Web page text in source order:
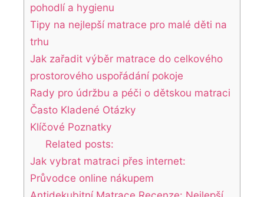
pohodlí a hygienu
Tipy na nejlepší matrace pro malé děti na ​
trhu
Jak zařadit výběr matrace do celkového
prostorového uspořádání pokoje
Rady pro údržbu a péči o dětskou matraci
Často Kladené Otázky
Klíčové Poznatky
Related posts:
Jak vybrat matraci přes internet:
Průvodce online nákupem